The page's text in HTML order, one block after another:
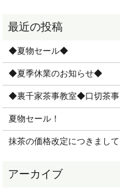
◆夏物セール◆
◆夏季休業のお知らせ◆
◆裏千家茶事教室◆口切茶事
夏物セール！
抹茶の価格改定につきまして